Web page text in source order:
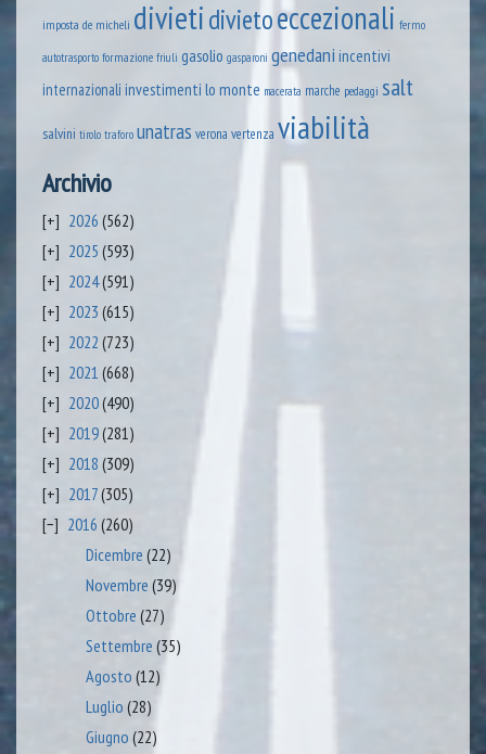
imposta de micheli divietidivietoeccezionali fermo
autotrasporto formazione friuli gasolio gasparoni genedani incentivi
internazionali investimenti lo monte macerata marche pedaggi salt
salvini tirolo traforo unatras verona vertenza viabilità
Archivio
2026 (562)
2025 (593)
2024(591)
2023 (615)
2022 (723)
2021 (668)
2020(490)
2019(281)
2018 (309)
2017(305)
2016 (260)
Dicembre (22)
Novembre (39)
Ottobre (27)
Settembre (35)
Agosto (12)
Luglio (28)
Giugno (22)